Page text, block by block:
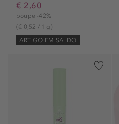
€ 2,60
poupe -42%
(€ 0,52 / 1 g)
ARTIGO EM SALDO